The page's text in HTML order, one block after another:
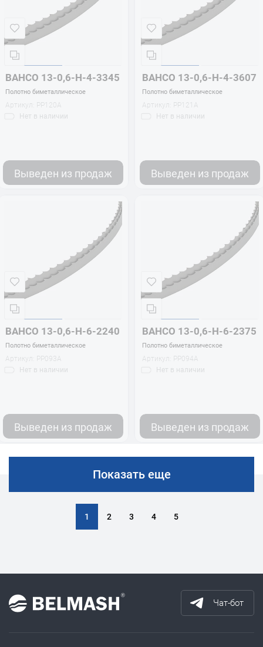
BAHCO 13-0,6-H-4-3345
Полотно биметаллическое
Артикул:
PP120A
Нет в наличии
Выведен из продаж
BAHCO 13-0,6-H-4-3607
Полотно биметаллическое
Артикул:
PP121A
Нет в наличии
Выведен из продаж
BAHCO 13-0,6-H-6-2240
Полотно биметаллическое
Артикул:
PP093A
Нет в наличии
Выведен из продаж
BAHCO 13-0,6-H-6-2375
Полотно биметаллическое
Артикул:
PP094A
Нет в наличии
Выведен из продаж
Показать еще
1 2 3 4 5
Чат-бот